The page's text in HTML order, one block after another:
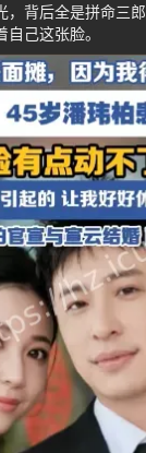
，背后全是拼命三
己这张脸。